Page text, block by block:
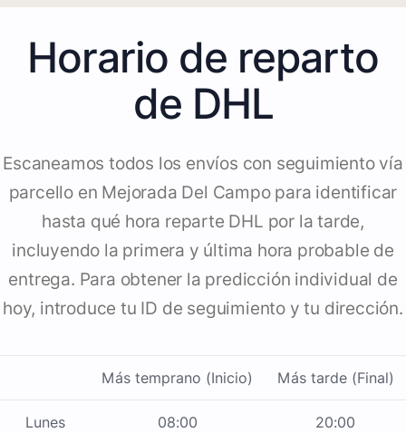
Horario de reparto
de DHL
Escaneamos todos los envíos con seguimiento vía
parcello en Mejorada Del Campo para identificar
hasta qué hora reparte DHL por la tarde,
incluyendo la primera y última hora probable de
entrega. Para obtener la predicción individual de
hoy, introduce tu ID de seguimiento y tu dirección.
Más temprano (Inicio) Más tarde (Final)
Lunes 08:00 20:00